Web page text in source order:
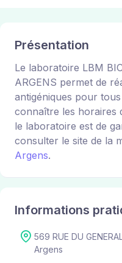
Présentation
Le laboratoire LBM
ARGENS permet de
antigéniques pour
connaître les horaires
le laboratoire est de
consulter le site de la
Argens.
Informations
569 RUE DU
Argens